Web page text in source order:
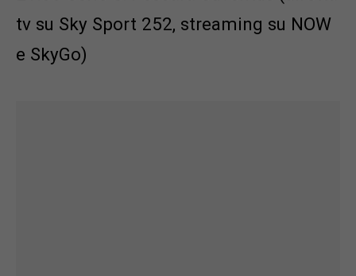
tv su Sky Sport 252, streaming su NOW
e SkyGo)